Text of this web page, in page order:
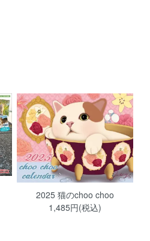
2025 猫のchoo choo
1,485円(税込)